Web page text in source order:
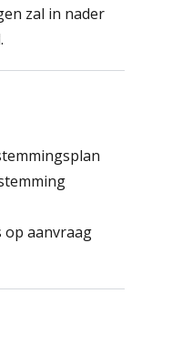
zal in nader
op aanvraag